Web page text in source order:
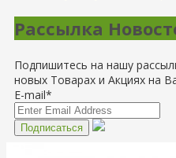
Рассылка
Подпишитесь на нашу
новых Товарах и Акциях на
E-mail*